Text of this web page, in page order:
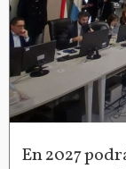
En 2027